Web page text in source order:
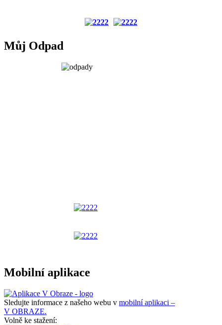
Můj Odpad
Mobilní aplikace
Sledujte informace z našeho webu v mobilní aplikaci –
V OBRAZE.
Volně ke stažení: